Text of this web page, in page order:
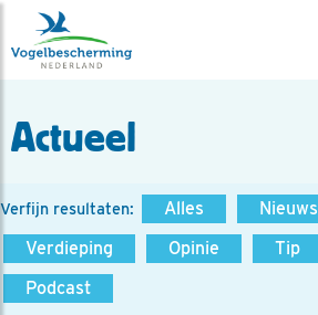
Actueel
Verfijn resultaten: Alles Nieuws
Verdieping
Opinie Tip
Podcast